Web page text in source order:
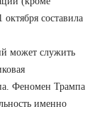
составила
может служить
Феномен Трампа
именно